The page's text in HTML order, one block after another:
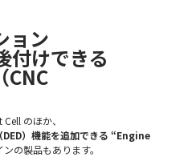
ョン
付けできる
のほか、
）機能を追加できる “Engine
の製品もあります。